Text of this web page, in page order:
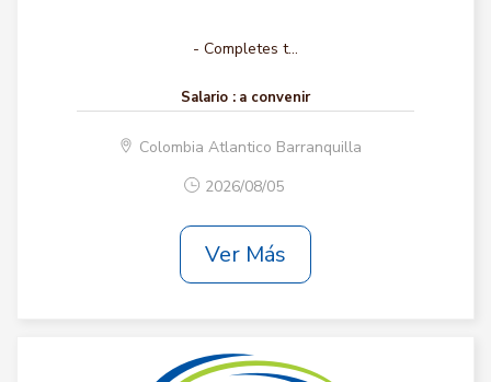
- Completes t...
Salario : a convenir
Colombia Atlantico Barranquilla
2026/08/05
Ver Más